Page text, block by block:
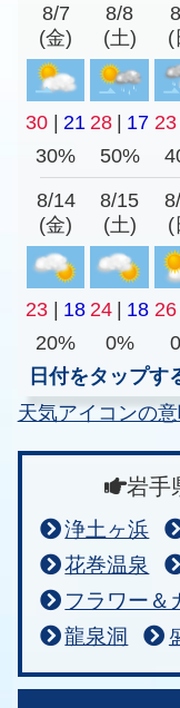
8/7
(金)
8/8
(土)
(
30 | 21 28 | 17 23
30%
50%
8/14
(金)
8/15
(土)
(
23 | 18 24 | 18 26
20%
0%
日付をタップす
天気アイコンの
岩手
浄土ヶ浜
花巻温泉
フラワー＆
龍泉洞